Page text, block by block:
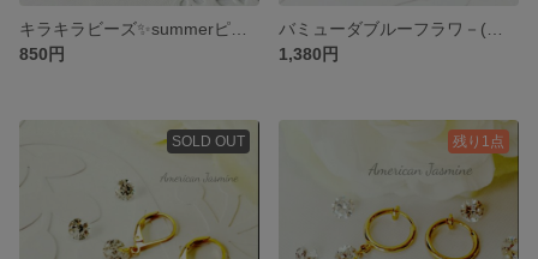
850円
1,380円
SOLD OUT 残り1点